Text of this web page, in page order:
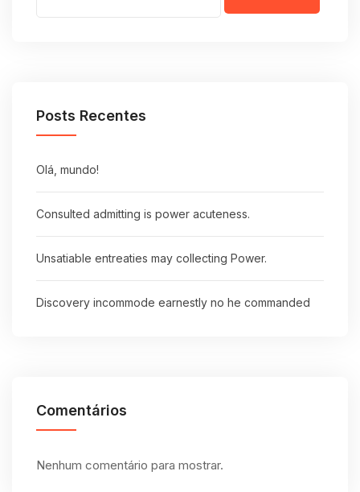
Posts Recentes
Olá, mundo!
Consulted admitting is power acuteness.
Unsatiable entreaties may collecting Power.
Discovery incommode earnestly no he commanded
Comentários
Nenhum comentário para mostrar.